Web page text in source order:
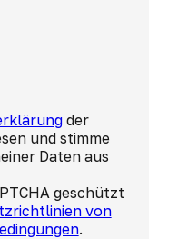
der
und stimme
Daten aus
geschützt
von
.